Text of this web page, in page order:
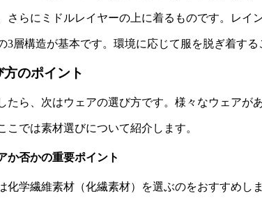
さらにミドルレイヤーの上に着るものです。レイ
3層構造が基本です。環境に応じて服を脱ぎ着する
のポイント
たら、次はウェアの選び方です。様々なウェアが
こでは素材選びについて紹介します。
か否かの重要ポイント
化学繊維素材（化繊素材）を選ぶのをおすすめし